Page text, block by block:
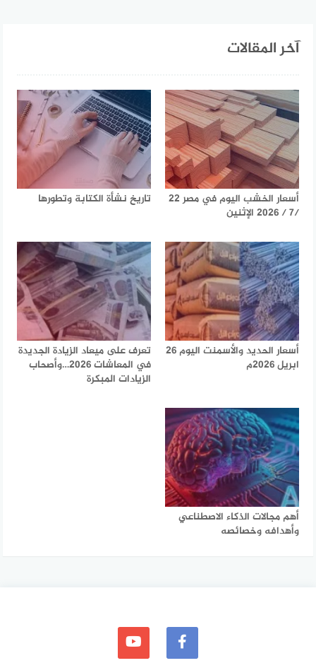
آخر المقالات
أسعار الخشب اليوم في مصر 22
/7 / 2026 الإثنين
تاريخ نشأة الكتابة وتطورها
أسعار الحديد والأسمنت اليوم 26
ابريل 2026م
تعرف على ميعاد الزيادة الجديدة
في المعاشات 2026…وأصحاب
الزيادات المبكرة
أهم مجالات الذكاء الاصطناعي
وأهدافه وخصائصه